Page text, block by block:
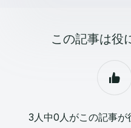
この記事は役
3人中0人がこの記事が